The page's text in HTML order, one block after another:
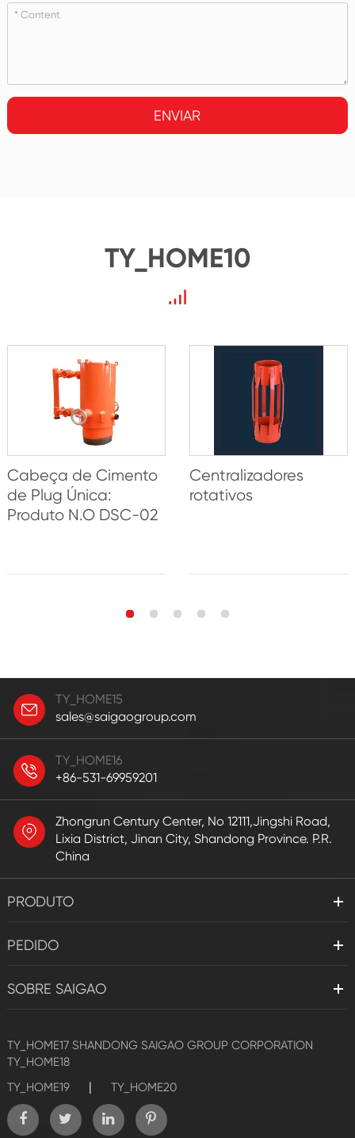
ENVIAR
TY_HOME10
Cabeça de Cimento
de Plug Única:
Produto N.O DSC-02
Centralizadores
rotativos
TY_HOME15
sales@saigaogroup.com
TY_HOME16
+86-531-69959201
Zhongrun Century Center, No 12111,Jingshi Road,
Lixia District, Jinan City, Shandong Province. P.R.
China
PRODUTO
PEDIDO
SOBRE SAIGAO
TY_HOME17 SHANDONG SAIGAO GROUP CORPORATION
TY_HOME18
TY_HOME19
| TY_HOME20